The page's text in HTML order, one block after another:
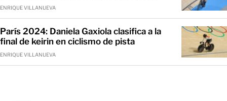
ENRIQUE VILLANUEVA
París 2024: Daniela Gaxiola clasifica a la
final de keirin en ciclismo de pista
ENRIQUE VILLANUEVA